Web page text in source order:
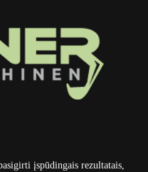
įspūdingais rezultatais,